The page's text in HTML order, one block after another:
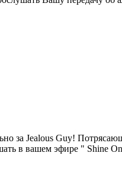
за Jealous Guy!
в вашем эфире " Shine